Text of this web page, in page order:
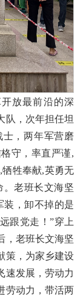
放最前沿的深
队，次年担任坦
，两年军营磨
守，率直严谨,
牲奉献,英勇无
。老班长文海坚
装，卸不掉的是
跟党走！”穿上
，老班长文海坚
策，为家乡建设
速发展，劳动力
劳动力，带活两